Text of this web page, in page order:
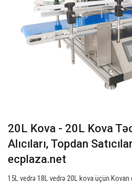
20L Kova - 20L Kova
Alıcıları, Topdan
ecplaza.net
15L vedrə 18L vedrə 20L kova üçün Kovan